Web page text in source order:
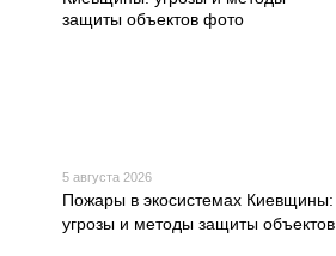
5 августа 2026
Пожары в экосистемах Киевщины:
угрозы и методы защиты объектов